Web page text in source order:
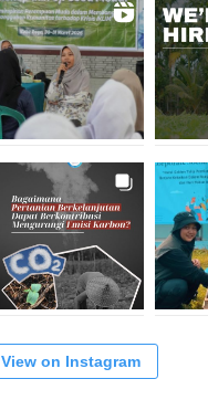
View on Instagram